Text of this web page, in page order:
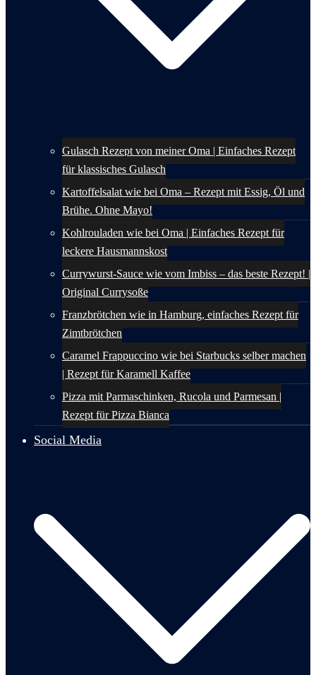
Gulasch Rezept von meiner Oma | Einfaches Rezept
für klassisches Gulasch
Kartoffelsalat wie bei Oma – Rezept mit Essig, Öl und
Brühe. Ohne Mayo!
Kohlrouladen wie bei Oma | Einfaches Rezept für
leckere Hausmannskost
Currywurst-Sauce wie vom Imbiss – das beste Rezept! |
Original Currysoße
Franzbrötchen wie in Hamburg, einfaches Rezept für
Zimtbrötchen
Caramel Frappuccino wie bei Starbucks selber machen
| Rezept für Karamell Kaffee
Pizza mit Parmaschinken, Rucola und Parmesan |
Rezept für Pizza Bianca
Social Media